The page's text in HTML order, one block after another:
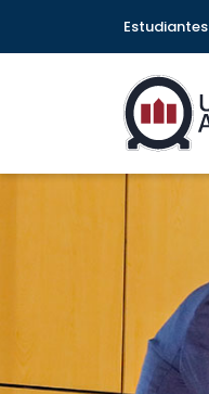
Estudiantes